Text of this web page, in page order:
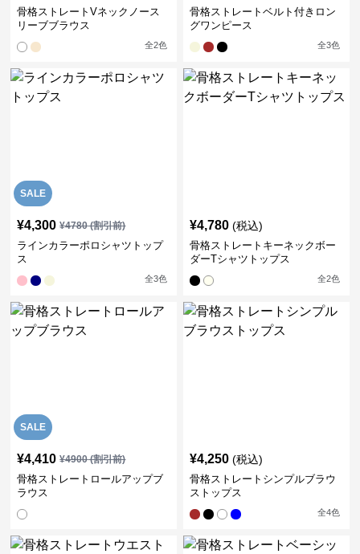
骨格ストレートVネックノース
リーブブラウス
全2色
骨格ストレートベルト付きロン
グワンピース
全3色
SALE
¥4,300 ¥4780(割引前)
ラインカラーポロシャツトップ
ス
全3色
¥4,780 (税込)
骨格ストレートキーネックボー
ダーTシャツトップス
全2色
SALE
¥4,410 ¥4900(割引前)
骨格ストレートロールアップブ
ラウス
¥4,250 (税込)
骨格ストレートシンプルブラウ
ストップス
全4色